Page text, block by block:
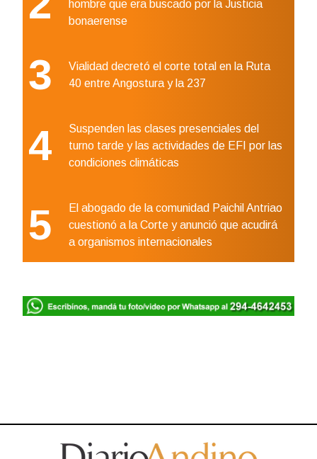
hombre que era buscado por la Justicia
bonaerense
3
Vialidad decretó el corte total en la Ruta
40 entre Angostura y la 237
4
Suspenden las clases presenciales del
turno tarde y las actividades de EFI por las
condiciones climáticas
5
El abogado de la comunidad Paichil Antriao
cuestionó a la Corte y anunció que acudirá
a organismos internacionales